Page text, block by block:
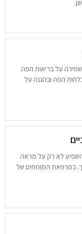
על בריאות הפה.
הפה ובהגנה על
לא רק על מראה
במרפאת המומחים של